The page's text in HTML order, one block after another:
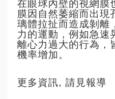
在眼球內壁的視網膜
膜因自然萎縮而出現
璃體拉扯而造成剝離
力的運動，例如急速
離心力過大的行為，
機率增加。
更多資訊, 請見報導